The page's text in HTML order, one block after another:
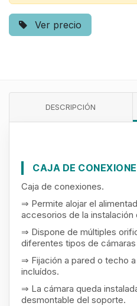
Ver precio
DESCRIPCIÓN
CAJA DE
Caja de conexiones.
⇒ Permite alojar el
accesorios de la instalación
⇒ Dispone de múltiples
diferentes tipos de
⇒ Fijación a pared o techo
incluídos.
⇒ La cámara queda
desmontable del soporte.